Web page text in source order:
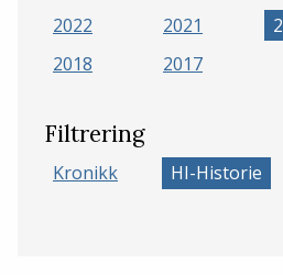
2022
2021
2018
2017
Filtrering
Kronikk HI-Historie